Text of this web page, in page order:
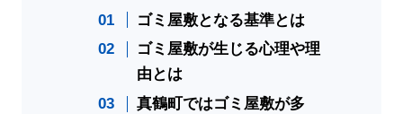
ゴミ屋敷となる基準とは
ゴミ屋敷が生じる心理や理
由とは
真鶴町ではゴミ屋敷が多